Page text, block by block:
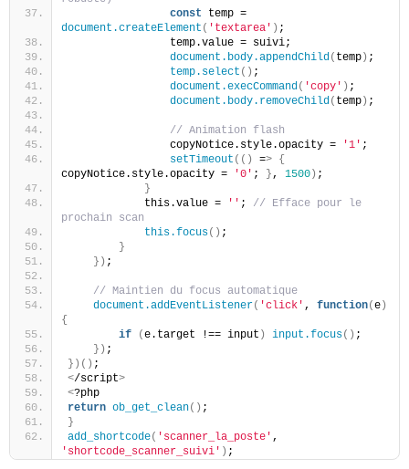
const
document.createElement ( 'textarea' ) ;
                temp.value = suivi;
document.body.appendChild( temp ) ;
temp.select () ;
document.execCommand( 'copy' ) ;
document.body.removeChild( temp ) ;
// Animation flash
                copyNotice.style.opacity =
'1' ;
setTimeout (() => {
copyNotice.style.opacity =
'0' ; }, 1500 ) ;
}
            this.value =
'' ; // Efface pour le
prochain scan
this.focus() ;
}
}) ;
// Maintien du focus automatique
document.addEventListener( 'click' , function(e )
{
if
(e.target !== input ) input.focus() ;
}) ;
})() ;
</script>
<?php
return ob_get_clean() ;
}
add_shortcode( 'scanner_la_poste'
'shortcode_scanner_suivi' ) ;